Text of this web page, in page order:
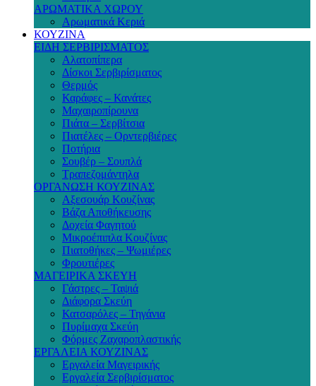
ΑΡΩΜΑΤΙΚΑ ΧΩΡΟΥ
Αρωματικά Κεριά
ΚΟΥΖΙΝΑ
ΕΙΔΗ ΣΕΡΒΙΡΙΣΜΑΤΟΣ
Αλατοπίπερα
Δίσκοι Σερβιρίσματος
Θερμός
Καράφες – Κανάτες
Μαχαιροπίρουνα
Πιάτα – Σερβίτσια
Πιατέλες – Ορντερβιέρες
Ποτήρια
Σουβέρ – Σουπλά
Τραπεζομάντηλα
ΟΡΓΑΝΩΣΗ ΚΟΥΖΙΝΑΣ
Αξεσουάρ Κουζίνας
Βάζα Αποθήκευσης
Δοχεία Φαγητού
Μικροέπιπλα Κουζίνας
Πιατοθήκες – Ψωμιέρες
Φρουτιέρες
ΜΑΓΕΙΡΙΚΑ ΣΚΕΥΗ
Γάστρες – Ταψιά
Διάφορα Σκεύη
Κατσαρόλες – Τηγάνια
Πυρίμαχα Σκεύη
Φόρμες Ζαχαροπλαστικής
ΕΡΓΑΛΕΙΑ ΚΟΥΖΙΝΑΣ
Εργαλεία Μαγειρικής
Εργαλεία Σερβιρίσματος